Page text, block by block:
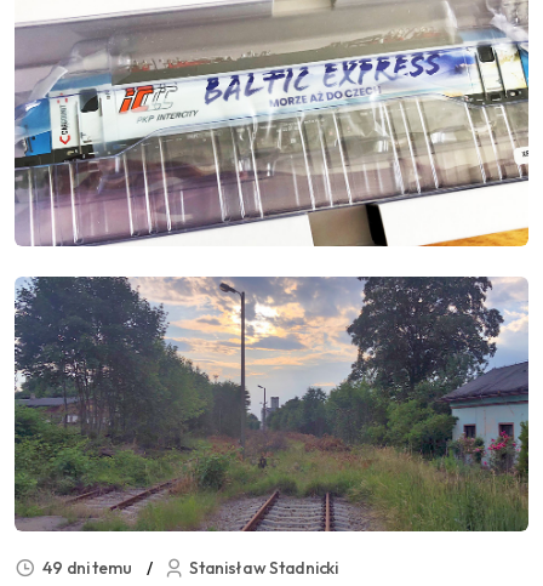
49 dni temu Stanisław Stadnicki